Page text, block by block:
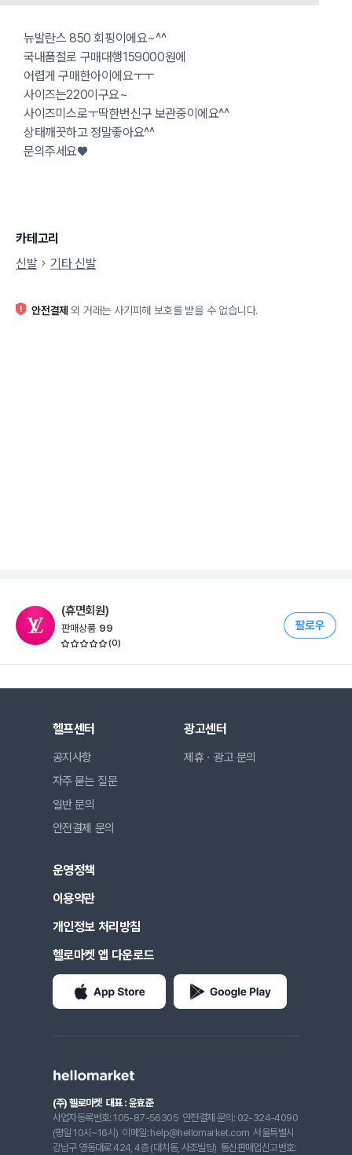
뉴발란스 850 회핑이에요~^^
국내품절로 구매대행159000원에
어렵게 구매한아이에요ㅜㅜ
사이즈는220이구요~
사이즈미스로ㅜ딱한번신구 보관중이에요^^
상태깨끗하고 정말좋아요^^
문의주세요♥
카테고리
신발
기타 신발
안전결제 외 거래는 사기피해 보호를 받을 수 없습니다.
(휴면회원)
판매상품 99
(0)
헬프센터
공지사항
자주 묻는 질문
일반 문의
안전결제 문의
광고센터
제휴ㆍ광고 문의
운영정책
이용약관
개인정보 처리방침
헬로마켓 앱 다운로드
(주) 헬로마켓 대표 : 윤효준
사업자등록번호: 105-87-56305 안전결제 문의: 02-324-4090
(평일 10시~16시) 이메일: help@hellomarket.com 서울특별시
강남구 영동대로 424, 4층 (대치동, 사조빌딩) 통신판매업신고번호: